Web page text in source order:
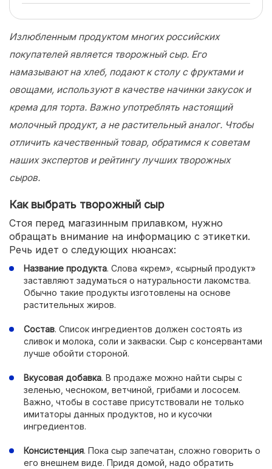
Излюбленным продуктом многих российских
покупателей является творожный сыр. Его
намазывают на хлеб, подают к столу с фруктами и
овощами, используют в качестве начинки закусок и
крема для торта. Важно употреблять настоящий
молочный продукт, а не растительный аналог. Чтобы
отличить качественный товар, обратимся к советам
наших экспертов и рейтингу лучших творожных
сыров.
Как выбрать творожный сыр
Стоя перед магазинным прилавком, нужно
обращать внимание на информацию с этикетки.
Речь идет о следующих нюансах:
Название продукта. Слова «крем», «сырный продукт»
заставляют задуматься о натуральности лакомства.
Обычно такие продукты изготовлены на основе
растительных жиров.
Состав. Список ингредиентов должен состоять из
сливок и молока, соли и закваски. Сыр с консервантами
лучше обойти стороной.
Вкусовая добавка. В продаже можно найти сыры с
зеленью, чесноком, ветчиной, грибами и лососем.
Важно, чтобы в составе присутствовали не только
имитаторы данных продуктов, но и кусочки
ингредиентов.
Консистенция. Пока сыр запечатан, сложно говорить о
его внешнем виде. Придя домой, надо обратить